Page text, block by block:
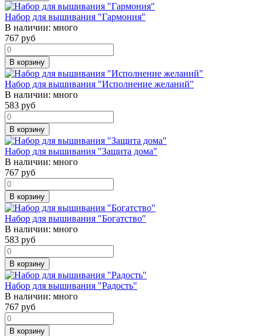
Набор для вышивания "Гармония"
В наличии: много
767 руб
В корзину
Набор для вышивания "Исполнение желаний"
В наличии: много
583 руб
В корзину
Набор для вышивания "Защита дома"
В наличии: много
767 руб
В корзину
Набор для вышивания "Богатство"
В наличии: много
583 руб
В корзину
Набор для вышивания "Радость"
В наличии: много
767 руб
В корзину